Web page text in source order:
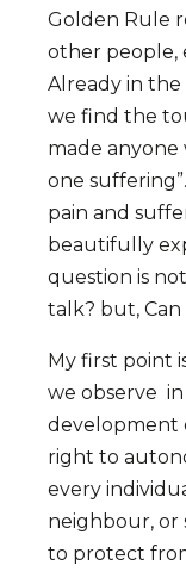
Gol­den Rule
other people,
Already in the
we find the
made
one
pain and
beautifully
question is
talk? but, Can
My first point
we observe
development
right to
every
neighbour, or
to protect